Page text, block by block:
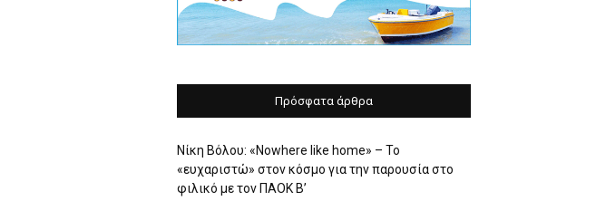
Πρόσφατα άρθρα
Νίκη Βόλου: «Nowhere like home» – Το
«ευχαριστώ» στον κόσμο για την παρουσία στο
φιλικό με τον ΠΑΟΚ Β’